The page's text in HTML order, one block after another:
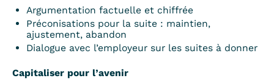
Argumentation factuelle et chiffrée
Préconisations pour la suite : maintien,
ajustement, abandon
Dialogue avec l’employeur sur les suites à donner
Capitaliser pour l’avenir